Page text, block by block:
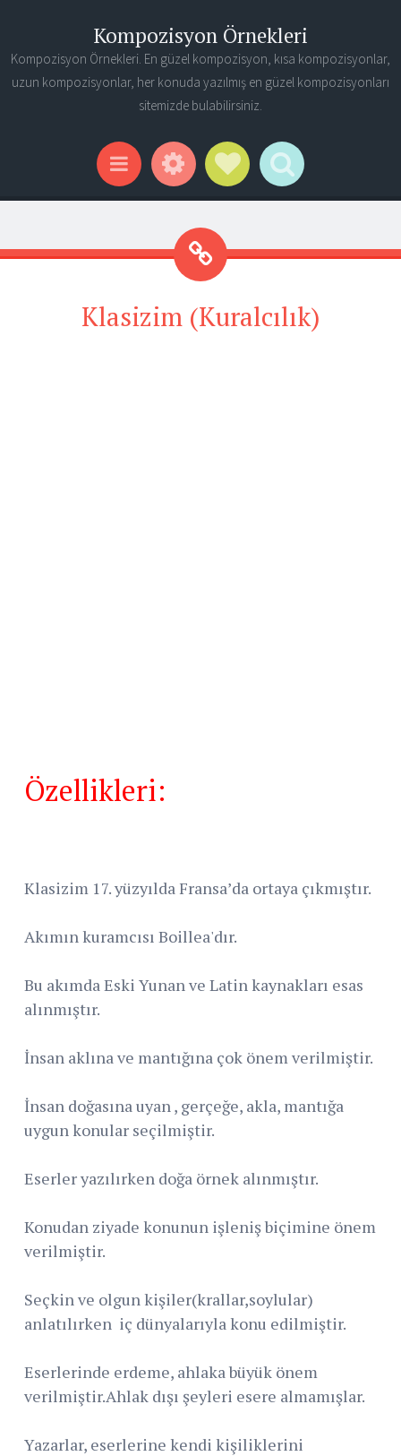
Kompozisyon Örnekleri
Kompozisyon Örnekleri. En güzel kompozisyon, kısa kompozisyonlar,
uzun kompozisyonlar, her konuda yazılmış en güzel kompozisyonları
sitemizde bulabilirsiniz.
Menu WidgetsSocial Links
Search
Klasizim (Kuralcılık)
Özellikleri:
Klasizim 17. yüzyılda Fransa’da ortaya çıkmıştır.
Akımın kuramcısı Boillea'dır.
Bu akımda Eski Yunan ve Latin kaynakları esas
alınmıştır.
İnsan aklına ve mantığına çok önem verilmiştir.
İnsan doğasına uyan , gerçeğe, akla, mantığa
uygun konular seçilmiştir.
Eserler yazılırken doğa örnek alınmıştır.
Konudan ziyade konunun işleniş biçimine önem
verilmiştir.
Seçkin ve olgun kişiler(krallar,soylular)
anlatılırken iç dünyalarıyla konu edilmiştir.
Eserlerinde erdeme, ahlaka büyük önem
verilmiştir.Ahlak dışı şeyleri esere almamışlar.
Yazarlar, eserlerine kendi kişiliklerini